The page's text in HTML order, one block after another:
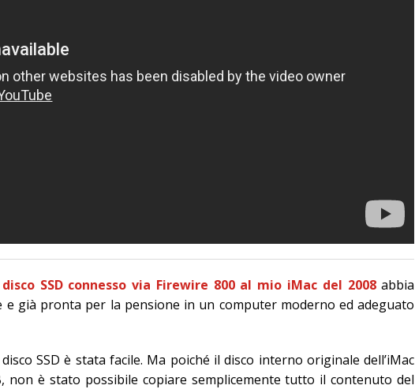
SSD connesso via Firewire 800 al mio iMac del 2008abbia
già pronta per la pensione in un computer moderno ed adeguato
SSD è stata facile. Ma poiché il disco interno originale dell’iMac
non è stato possibile copiare semplicemente tutto il contenuto del